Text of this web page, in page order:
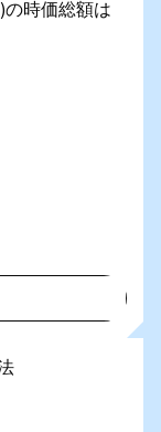
時価総額は